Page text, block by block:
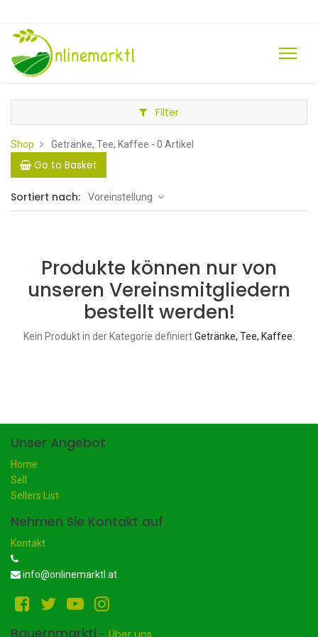
Filter
Shop Getränke, Tee, Kaffee - 0 Artikel
Go to Basket
Sortiert nach: Voreinstellung
Produkte können nur von
unseren Vereinsmitgliedern
bestellt werden!
Kein Produkt in der Kategorie definiertGetränke, Tee, Kaffee
Unser Angebot
Home
Sell
Sellers List
Nehmen Sie Kontakt auf
Kontakt
info@onlinemarktl.at
Bauernmarktl